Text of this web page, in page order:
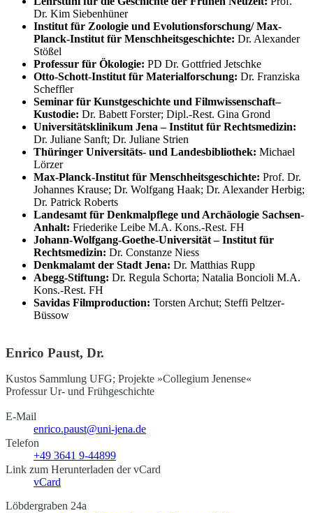
Dr. Kim Siebenhüner
Institut für Zoologie und Evolutionsforschung/ Max-
Planck-Institut für Menschheitsgeschichte: Dr. Alexander
Stößel
Professur für Ökologie: PD Dr. Gottfried Jetschke
Otto-Schott-Institut für Materialforschung: Dr. Franziska
Scheffler
Seminar für Kunstgeschichte und Filmwissenschaft–
Kustodie: Dr. Babett Forster; Dipl.-Rest. Gina Grond
Universitätsklinikum Jena – Institut für Rechtsmedizin:
Dr. Juliane Sanft; Dr. Juliane Strien
Thüringer Universitäts- und Landesbibliothek: Michael
Lörzer
Max-Planck-Institut für Menschheitsgeschichte: Prof. Dr.
Johannes Krause; Dr. Wolfgang Haak; Dr. Alexander Herbig;
Dr. Patrick Roberts
Landesamt für Denkmalpflege und Archäologie Sachsen-
Anhalt: Friederike Leibe M.A. Kons.-Rest. FH
Johann-Wolfgang-Goethe-Universität – Institut für
Rechtsmedizin: Dr. Constanze Niess
Denkmalamt der Stadt Jena: Dr. Matthias Rupp
Abegg-Stiftung: Dr. Regula Schorta; Natalia Boncioli M.A.
Kons.-Rest. FH
Savidas Filmproduction: Torsten Archut; Steffi Peltzer-
Büssow
Enrico Paust, Dr.
Kustos Sammlung UFG; Projekte »Collegium Jenense«
Professur Ur- und Frühgeschichte
E-Mail
enrico.paust@uni-jena.de
Telefon
+49 3641 9-44899
Link zum Herunterladen der vCard
vCard
Löbdergraben 24a